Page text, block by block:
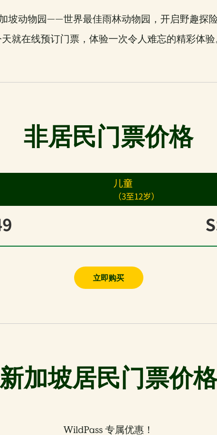
坡动物园——世界最佳雨林动物园，开启野趣探险
就在线预订门票，体验一次令人难忘的精彩体验
非居民门票价格
儿童
（3至12岁）
立即购买
新加坡居民门票价格
WildPass 专属优惠！